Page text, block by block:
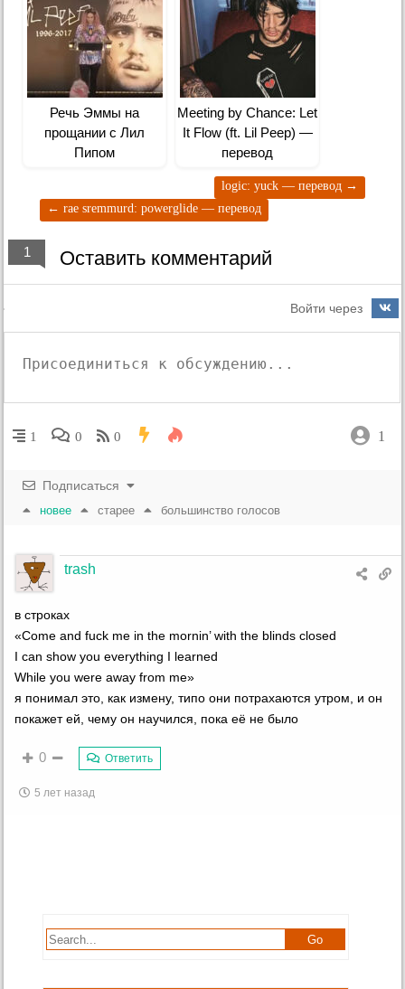
Речь Эммы на
прощании с Лил
Пипом
Meeting by Chance: Let
It Flow (ft. Lil Peep) —
перевод
logic: yuck — перевод →
← rae sremmurd: powerglide — перевод
1 Оставить комментарий
Войти через
1 0 0 1
Подписаться
новее старее большинство голосов
trash
в строках
«Come and fuck me in the mornin’ with the blinds closed
I can show you everything I learned
While you were away from me»
я понимал это, как измену, типо они потрахаются утром, и он
покажет ей, чему он научился, пока её не было
0 Ответить
5 лет назад